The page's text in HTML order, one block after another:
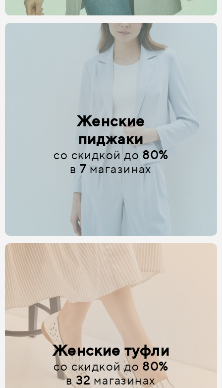
Женские
пиджаки
со скидкой до 80%
в7 магазинах
Женские туфли
со скидкой до 80%
в32магазинах